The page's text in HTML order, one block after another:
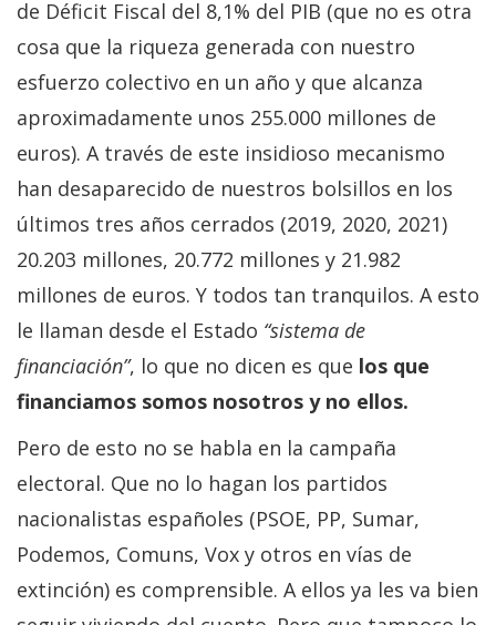
de Déficit Fiscal del 8,1% del PIB (que no es otra
cosa que la riqueza generada con nuestro
esfuerzo colectivo en un año y que alcanza
aproximadamente unos 255.000 millones de
euros). A través de este insidioso mecanismo
han desaparecido de nuestros bolsillos en los
últimos tres años cerrados (2019, 2020, 2021)
20.203 millones, 20.772 millones y 21.982
millones de euros. Y todos tan tranquilos. A esto
le llaman desde el Estado “sistema de
financiación”, lo que no dicen es que los que
financiamos somos nosotros y no ellos.
Pero de esto no se habla en la campaña
electoral. Que no lo hagan los partidos
nacionalistas españoles (PSOE, PP, Sumar,
Podemos, Comuns, Vox y otros en vías de
extinción) es comprensible. A ellos ya les va bien